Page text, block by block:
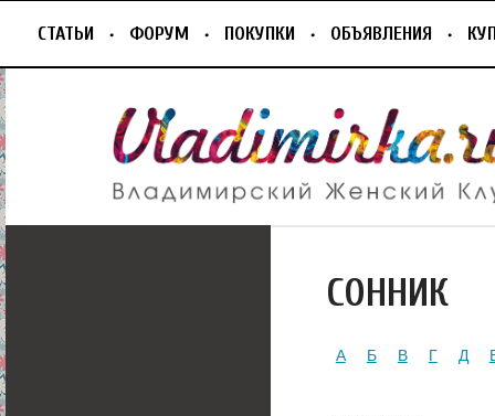
СТАТЬИ ФОРУМ ПОКУПКИ ОБЪЯВЛЕНИЯ
СОННИК
А Б В Г Д